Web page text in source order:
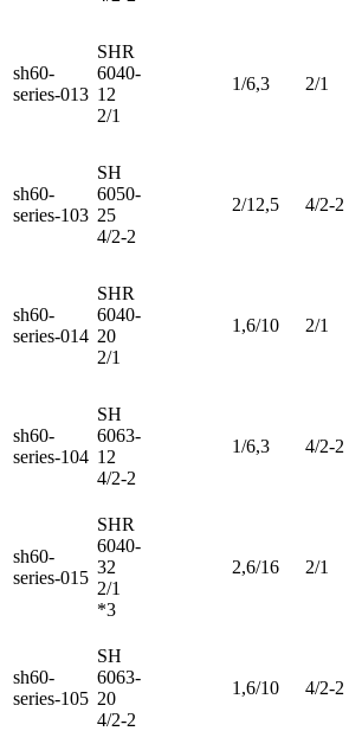
sh60-
series-013
SHR
6040-
12
2/1
1/6,3 2/1
sh60-
series-103
SH
6050-
25
4/2-2
2/12,5 4/2-2
sh60-
series-014
SHR
6040-
20
2/1
1,6/10 2/1
sh60-
series-104
SH
6063-
12
4/2-2
1/6,3 4/2-2
sh60-
series-015
SHR
6040-
32
2/1
*3
2,6/16 2/1
sh60-
series-105
SH
6063-
20
4/2-2
1,6/10 4/2-2